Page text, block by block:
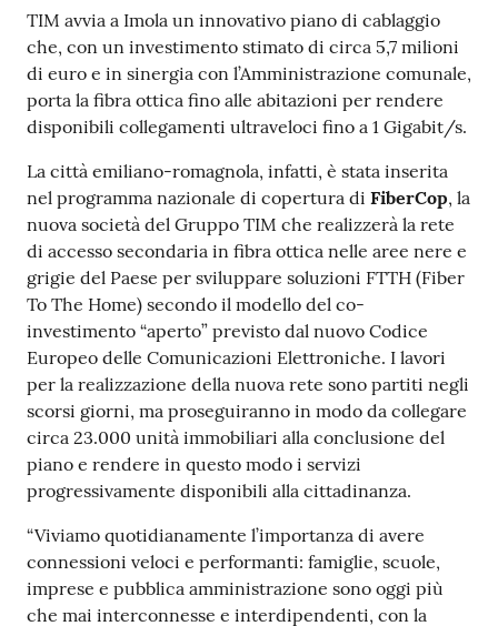
r
e
I
m
o
l
a
Argomenti
PNRR
Servizi
on-
line
Seguici
su
Contenuto
TIM avvia a Imola un innovativo piano di cablaggio
che, con un investimento stimato di circa 5,7 milioni
di euro e in sinergia con l’Amministrazione comunale,
porta la fibra ottica fino alle abitazioni per rendere
disponibili collegamenti ultraveloci fino a 1 Gigabit/s.
La città emiliano-romagnola, infatti, è stata inserita
nel programma nazionale di copertura di FiberCop, la
nuova società del Gruppo TIM che realizzerà la rete
di accesso secondaria in fibra ottica nelle aree nere e
grigie del Paese per sviluppare soluzioni FTTH (Fiber
To The Home) secondo il modello del co-
investimento “aperto” previsto dal nuovo Codice
Europeo delle Comunicazioni Elettroniche. I lavori
per la realizzazione della nuova rete sono partiti negli
scorsi giorni, ma proseguiranno in modo da collegare
circa 23.000 unità immobiliari alla conclusione del
piano e rendere in questo modo i servizi
progressivamente disponibili alla cittadinanza.
“Viviamo quotidianamente l’importanza di avere
connessioni veloci e performanti: famiglie, scuole,
imprese e pubblica amministrazione sono oggi più
che mai interconnesse e interdipendenti, con la